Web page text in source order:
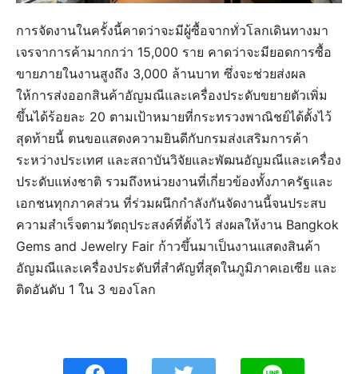
การจัดงานในครั้งนี้คาดว่าจะมีผู้ซื้อจากทั่วโลกเดินทางมา
เจรจาการค้ามากกว่า 15,000 ราย คาดว่าจะมียอดการซื้อ
ขายภายในงานสูงถึง 3,000 ล้านบาท ซึ่งจะช่วยส่งผล
ให้การส่งออกสินค้าอัญมณีและเครื่องประดับขยายตัวเพิ่ม
ขึ้นได้ร้อยละ 20 ตามเป้าหมายที่กระทรวงพาณิชย์ได้ตั้งไว้
สุดท้ายนี้ ตนขอแสดงความยินดีกับกรมส่งเสริมการค้า
ระหว่างประเทศ และสถาบันวิจัยและพัฒนอัญมณีและเครื่อง
ประดับแห่งชาติ รวมถึงหน่วยงานที่เกี่ยวข้องทั้งภาครัฐและ
เอกชนทุกภาคส่วน ที่ร่วมผนึกกำลังกันจัดงานนี้จนประสบ
ความสำเร็จตามวัตถุประสงค์ที่ตั้งไว้ ส่งผลให้งาน Bangkok
Gems and Jewelry Fair ก้าวขึ้นมาเป็นงานแสดงสินค้า
อัญมณีและเครื่องประดับที่สำคัญที่สุดในภูมิภาคเอเซีย และ
ติดอันดับ 1 ใน 3 ของโลก